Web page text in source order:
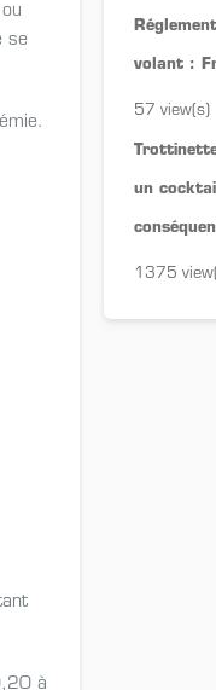
se
à
volant :
57 view(s)
un
1375